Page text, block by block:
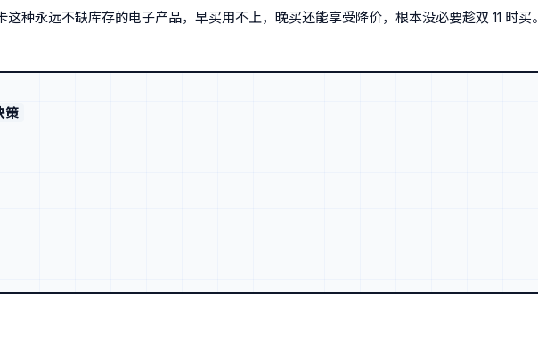
种永远不缺库存的电子产品，早买用不上，晚买还能享受降价，根本没必要趁双 11 时买。
策